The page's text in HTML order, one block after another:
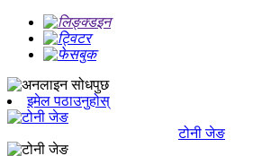
इमेल पठाउनुहोस्
टोनी जेङ